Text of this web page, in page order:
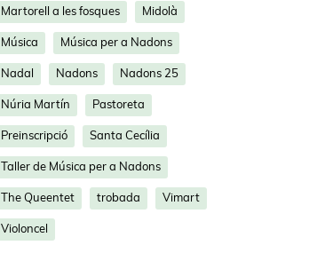
Martorell a les fosques Midolà
Música Música per a Nadons
Nadal Nadons Nadons 25
Núria Martín Pastoreta
Preinscripció Santa Cecília
Taller de Música per a Nadons
The Queentet trobada Vimart
Violoncel